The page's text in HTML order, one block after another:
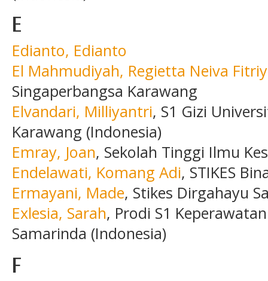
E
Edianto, Edianto
El Mahmudiyah, Regietta Neiva
Singaperbangsa Karawang
Elvandari, Milliyantri, S1 Gizi
Karawang (Indonesia)
Emray, Joan, Sekolah Tinggi Ilmu
Endelawati, Komang Adi, STIKES
Ermayani, Made, Stikes Dirgahayu
Exlesia, Sarah, Prodi S1
Samarinda (Indonesia)
F